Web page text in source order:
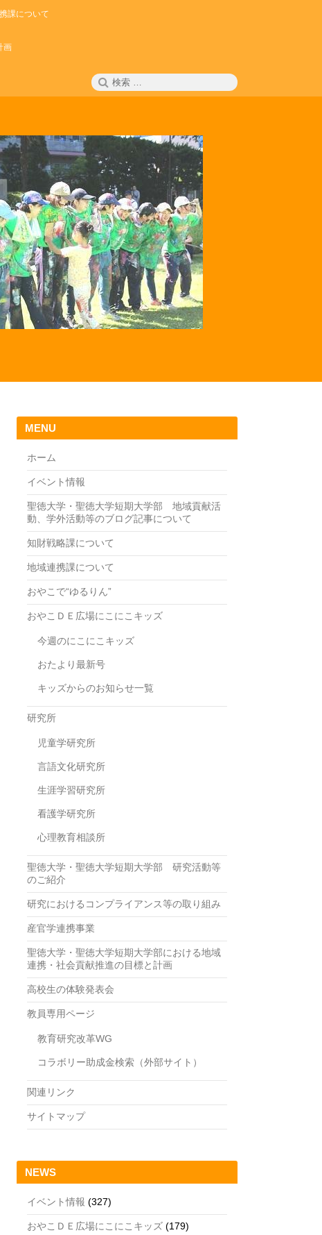
課について
画
検
索:
MENU
ホーム
イベント情報
聖徳大学・聖徳大学短期大学部 地域貢献活
動、学外活動等のブログ記事について
知財戦略課について
地域連携課について
おやこで“ゆるりん”
おやこＤＥ広場にこにこキッズ
今週のにこにこキッズ
おたより最新号
キッズからのお知らせ一覧
研究所
児童学研究所
言語文化研究所
生涯学習研究所
看護学研究所
心理教育相談所
聖徳大学・聖徳大学短期大学部 研究活動等
のご紹介
研究におけるコンプライアンス等の取り組み
産官学連携事業
聖徳大学・聖徳大学短期大学部における地域
連携・社会貢献推進の目標と計画
高校生の体験発表会
教員専用ページ
教育研究改革WG
コラボリー助成金検索（外部サイト）
関連リンク
サイトマップ
NEWS
イベント情報 (327)
おやこＤＥ広場にこにこキッズ (179)